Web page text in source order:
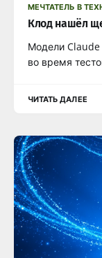
МЕЧТАТЕЛЬ В
Клод нашёл
Модели
во время
ЧИТАТЬ ДАЛЕЕ